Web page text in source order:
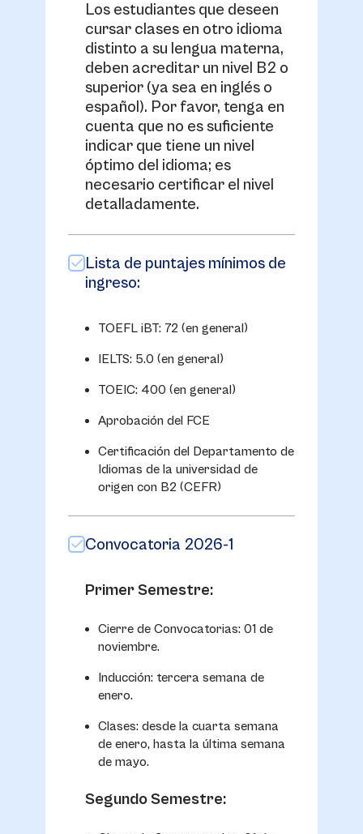
Los estudiantes que deseen
cursar clases en otro idioma
distinto a su lengua materna,
deben acreditar un nivel B2 o
superior (ya sea en inglés o
español). Por favor, tenga en
cuenta que no es suficiente
indicar que tiene un nivel
óptimo del idioma; es
necesario certificar el nivel
detalladamente.
Lista de puntajes mínimos de
ingreso:
TOEFL iBT: 72 (en general)
IELTS: 5.0 (en general)
TOEIC: 400 (en general)
Aprobación del FCE
Certificación del Departamento de
Idiomas de la universidad de
origen con B2 (CEFR)
Convocatoria 2026-1
Primer Semestre:
Cierre de Convocatorias: 01 de
noviembre.
Inducción: tercera semana de
enero.
Clases: desde la cuarta semana
de enero, hasta la última semana
de mayo.
Segundo Semestre: